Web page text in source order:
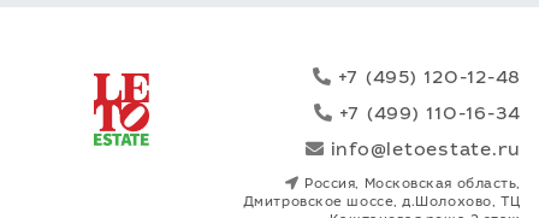
+7 (495) 120-12-48
+7 (499) 110-16-34
info@letoestate.ru
Россия, Московская область,
Дмитровское шоссе, д.Шолохово, ТЦ